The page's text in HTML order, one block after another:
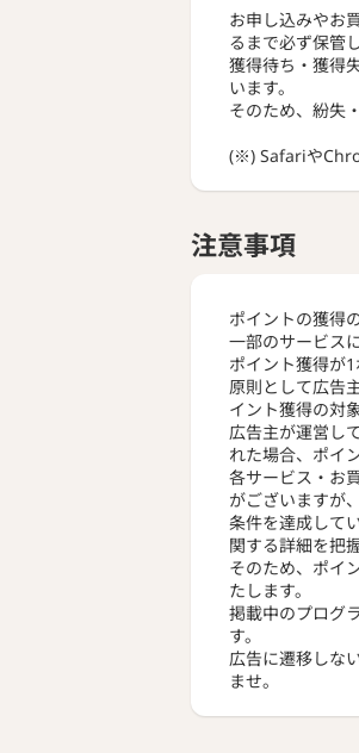
お申し込みやお
るまで必ず保管
獲得待ち・獲得
います。
そのため、紛失
(※) Safariや
注意事項
ポイントの獲得
一部のサービス
ポイント獲得が
原則として広告
イント獲得の対
広告主が運営し
れた場合、ポイ
各サービス・お
がございますが
条件を達成して
関する詳細を把
そのため、ポイ
たします。
掲載中のプログ
す。
広告に遷移しな
ませ。